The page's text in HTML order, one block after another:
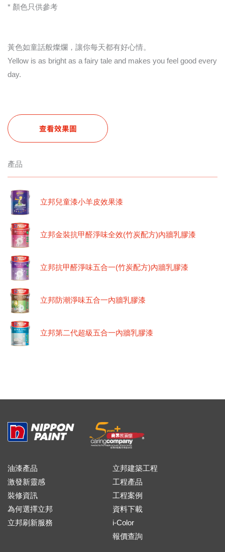
* 顏色只供參考
黃色如童話般燦爛，讓你每天都有好心情。
Yellow is as bright as a fairy tale and makes you feel good every
day.
查看效果圖
產品
立邦兒童漆小羊皮效果漆
立邦金裝抗甲醛淨味全效(竹炭配方)內牆乳膠漆
立邦抗甲醛淨味五合一(竹炭配方)內牆乳膠漆
立邦防潮淨味五合一內牆乳膠漆
立邦第二代超級五合一內牆乳膠漆
油漆產品
激發新靈感
裝修資訊
為何選擇立邦
立邦刷新服務
立邦建築工程
工程產品
工程案例
資料下載
i-Color
報價查詢